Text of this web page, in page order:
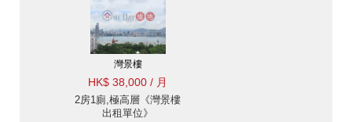
灣景樓
HK$ 38,000 / 月
2房1廁,極高層《灣景樓
出租單位》